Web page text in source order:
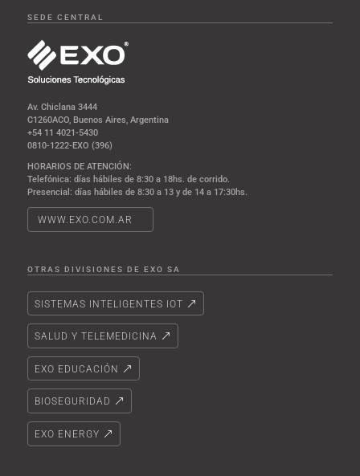
SEDE CENTRAL
Av. Chiclana 3444
C1260ACO, Buenos Aires, Argentina
+54 11 4021-5430
0810-1222-EXO (396)
HORARIOS DE ATENCIÓN:
Telefónica: días hábiles de 8:30 a 18hs. de corrido.
Presencial: días hábiles de 8:30 a 13 y de 14 a 17:30hs.
WWW.EXO.COM.AR
OTRAS DIVISIONES DE EXO SA
SISTEMAS INTELIGENTES IOT
SALUD Y TELEMEDICINA
EXO EDUCACIÓN
BIOSEGURIDAD
EXO ENERGY